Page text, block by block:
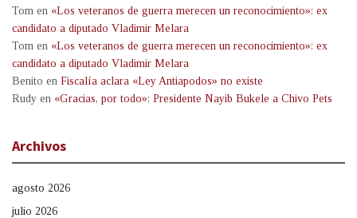
Tom en «Los veteranos de guerra merecen un reconocimiento»: ex
candidato a diputado Vladimir Melara
Tom en «Los veteranos de guerra merecen un reconocimiento»: ex
candidato a diputado Vladimir Melara
Benito en Fiscalía aclara «Ley Antiapodos» no existe
Rudy en «Gracias, por todo»: Presidente Nayib Bukele a Chivo Pets
Archivos
agosto 2026
julio 2026